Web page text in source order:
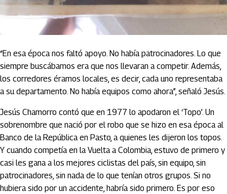
“En esa época nos faltó apoyo. No había patrocinadores. Lo que
siempre buscábamos era que nos llevaran a competir. Además,
los corredores éramos locales, es decir, cada uno representaba
a su departamento. No había equipos como ahora”, señaló Jesús.
Jesús Chamorro contó que en 1977 lo apodaron el ‘Topo’. Un
sobrenombre que nació por el robo que se hizo en esa época al
Banco de la República en Pasto, a quienes les dijeron los topos.
Y cuando competía en la Vuelta a Colombia, estuvo de primero y
casi les gana a los mejores ciclistas del país, sin equipo, sin
patrocinadores, sin nada de lo que tenían otros grupos. Si no
hubiera sido por un accidente, habría sido primero. Es por eso